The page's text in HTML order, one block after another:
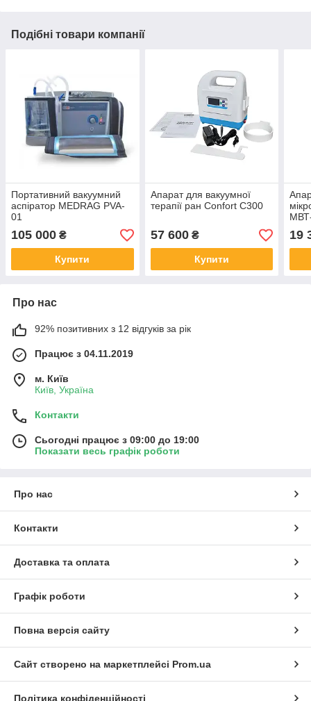
Подібні товари компанії
Портативний вакуумний
аспіратор MEDRAG PVA‐
01
105 000 ₴
Купити
Апарат для вакуумної
терапії ран Confort C300
57 600₴
Купити
19
Про нас
92% позитивних з 12 відгуків за рік
Працює з 04.11.2019
м. Київ
Київ, Україна
Контакти
Сьогодні працює з 09:00 до 19:00
Показати весь графік роботи
Про нас
Контакти
Доставка та оплата
Графік роботи
Повна версія сайту
Сайт створено на маркетплейсі Prom.ua
Політика конфіденційності